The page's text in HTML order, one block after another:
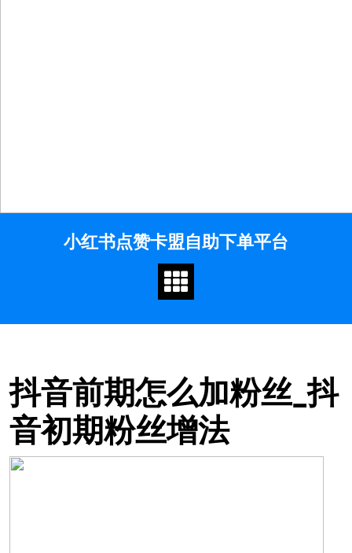
小红书点赞卡盟自助下单平台
抖音前期怎么加粉丝_抖
音初期粉丝增法